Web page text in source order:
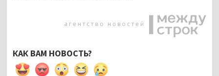
КАК ВАМ НОВОСТЬ?